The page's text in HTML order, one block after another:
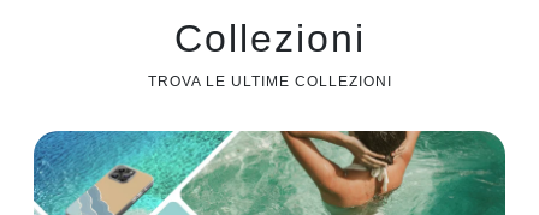
Collezioni
TROVA LE ULTIME COLLEZIONI